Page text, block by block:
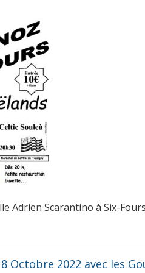
Adrien Scarantino à Six-Fours
Octobre 2022 avec les